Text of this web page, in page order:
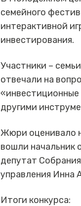
семейного
интерактивной
инвестирования.
Участники –
отвечали на
другими
Жюри оценивало
вошли начальник
депутат
управления Инна
Итоги конкурса: